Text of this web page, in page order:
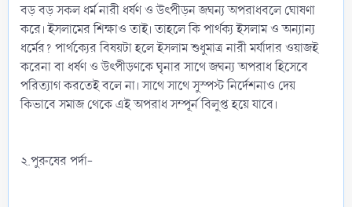
বড় বড় সকল ধর্ম নারী ধর্ষণ ও উৎপীড়ন জঘন্য অপরাধবলে ঘোষণা
করে। ইসলামের শিক্ষাও তাই। তাহলে কি পার্থক্য ইসলাম ও অন্যান্য
ধর্মের? পার্থক্যের বিষয়টা হলে ইসলাম শুধুমাত্র নারী মর্যাদার ওয়াজই
করেনা বা ধর্ষণ ও উৎপীড়ণকে ঘৃনার সাথে জঘন্য অপরাধ হিসেবে
পরিত্যাগ করতেই বলে না। সাথে সাথে সুস্পস্ট নির্দেশনাও দেয়
কিভাবে সমাজ থেকে এই অপরাধ সম্পূর্ন বিলুপ্ত হয়ে যাবে।
২.পুরুষের পর্দা-